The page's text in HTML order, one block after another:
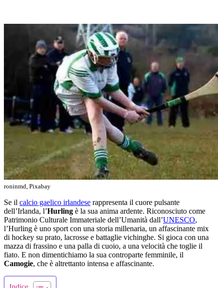
roninmd, Pixabay
Se il calcio gaelico irlandese rappresenta il cuore pulsante
dell’Irlanda, l’Hurling è la sua anima ardente. Riconosciuto come
Patrimonio Culturale Immateriale dell’Umanità dall’UNESCO,
l’Hurling è uno sport con una storia millenaria, un affascinante mix
di hockey su prato, lacrosse e battaglie vichinghe. Si gioca con una
mazza di frassino e una palla di cuoio, a una velocità che toglie il
fiato. E non dimentichiamo la sua controparte femminile, il
Camogie, che è altrettanto intensa e affascinante.